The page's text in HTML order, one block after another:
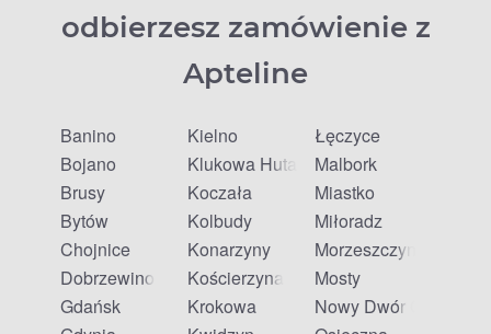
odbierzesz zamówienie z
Apteline
Banino
Bojano
Brusy
Bytów
Chojnice
Dobrzewino
Gdańsk
Kielno
Klukowa Huta
Koczała
Kolbudy
Konarzyny
Kościerzyna
Krokowa
Łęczyce
Malbork
Miastko
Miłoradz
Morzeszczyn
Mosty
Nowy Dwór Gdański